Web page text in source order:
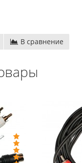
В сравнение